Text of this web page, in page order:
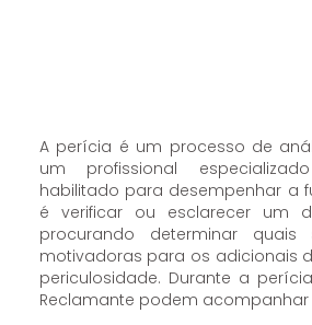
A perícia é um processo de
um profissional
habilitado para desempenhar a
é verificar ou esclarecer um
procurando determinar
motivadoras para os adicionais
periculosidade. Durante a
Reclamante podem